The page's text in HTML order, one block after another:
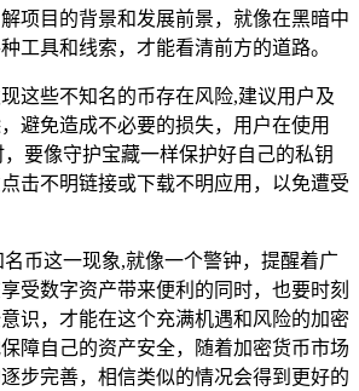
项目的背景和发展前景，就像在黑暗中
工具和线索，才能看清前方的道路。
这些不知名的币存在风险,建议用户及
避免造成不必要的损失，用户在使用
要像守护宝藏一样保护好自己的私钥
击不明链接或下载不明应用，以免遭受
币这一现象,就像一个警钟，提醒着广
受数字资产带来便利的同时，也要时刻
识，才能在这个充满机遇和风险的加密
障自己的资产安全，随着加密货币市场
步完善，相信类似的情况会得到更好的